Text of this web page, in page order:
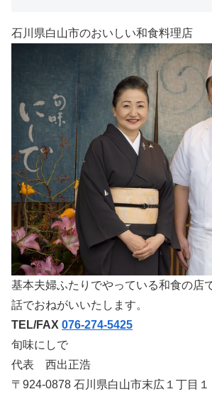
石川県白山市のおいしい和食料理店
基本夫婦ふたりでやっている和食の店
話でおねがいいたします。
TEL/FAX 076-274-5425
旬味にしで
代表 西出正浩
〒924-0878 石川県白山市末広１丁目１